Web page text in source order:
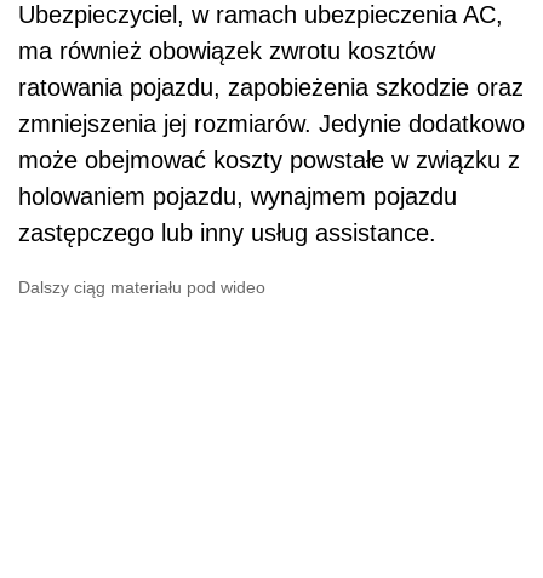
Ubezpieczyciel, w ramach ubezpieczenia AC,
ma również obowiązek zwrotu kosztów
ratowania pojazdu, zapobieżenia szkodzie oraz
zmniejszenia jej rozmiarów. Jedynie dodatkowo
może obejmować koszty powstałe w związku z
holowaniem pojazdu, wynajmem pojazdu
zastępczego lub inny usług assistance.
Dalszy ciąg materiału pod wideo